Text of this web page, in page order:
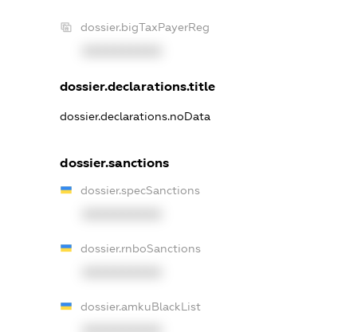
dossier.bigTaxPayerReg
dossier.declarations.title
dossier.declarations.noData
dossier.sanctions
dossier.specSanctions
dossier.rnboSanctions
dossier.amkuBlackList